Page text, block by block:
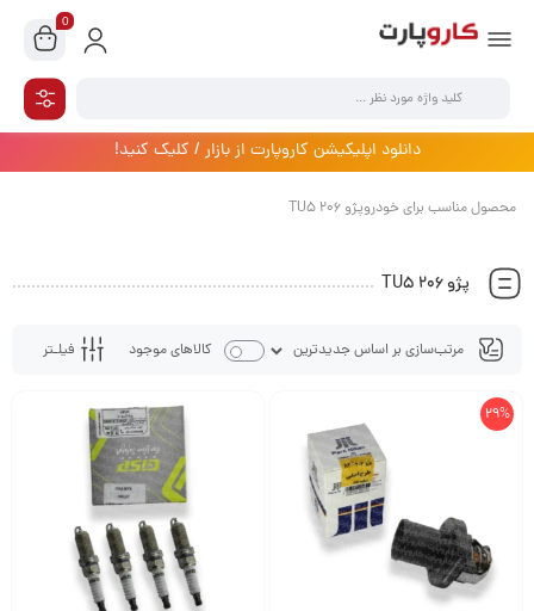
0
دانلود اپلیکیشن کاروپارت از بازار / کلیک کنید!
محصول مناسب برای خودروپژو 206 TU5
پژو 206 TU5
فیلـتر کالاهای موجود
29%